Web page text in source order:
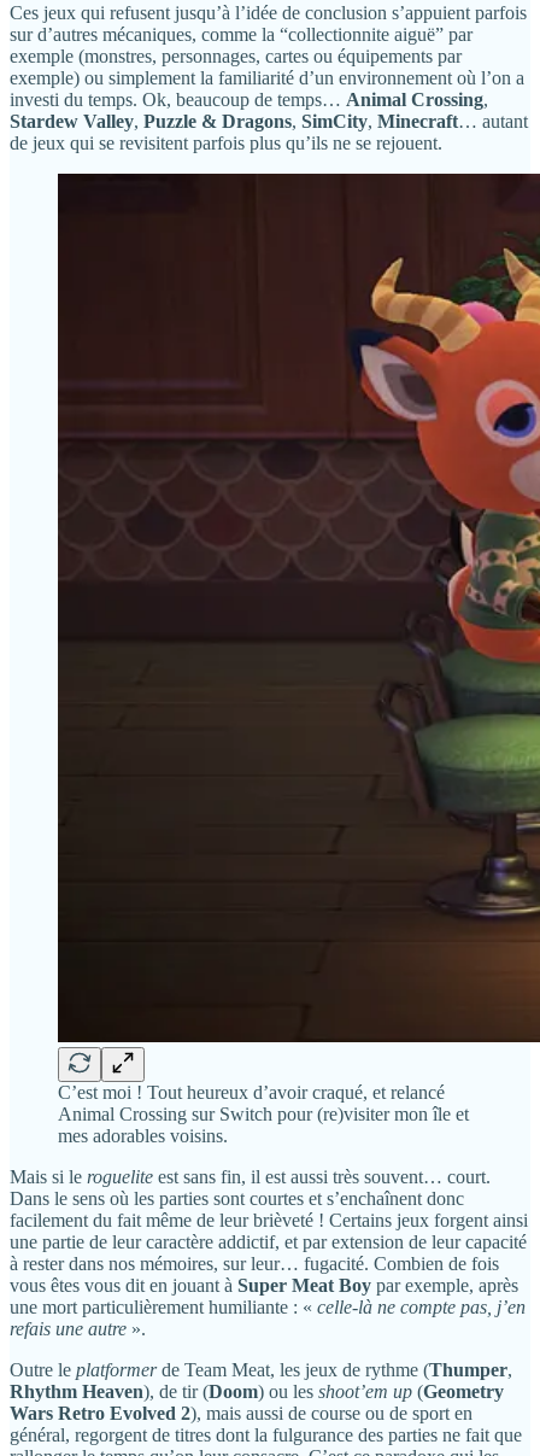
Ces jeux qui refusent jusqu’à l’idée de conclusion s’appuient parfois
sur d’autres mécaniques, comme la “collectionnite aiguë” par
exemple (monstres, personnages, cartes ou équipements par
exemple) ou simplement la familiarité d’un environnement où l’on a
investi du temps. Ok, beaucoup de temps… Animal Crossing,
Stardew Valley, Puzzle & Dragons, SimCity, Minecraft… autant
de jeux qui se revisitent parfois plus qu’ils ne se rejouent.
C’est moi ! Tout heureux d’avoir craqué, et relancé
Animal Crossing sur Switch pour (re)visiter mon île et
mes adorables voisins.
Mais si le roguelite est sans fin, il est aussi très souvent… court.
Dans le sens où les parties sont courtes et s’enchaînent donc
facilement du fait même de leur brièveté ! Certains jeux forgent ainsi
une partie de leur caractère addictif, et par extension de leur capacité
à rester dans nos mémoires, sur leur… fugacité. Combien de fois
vous êtes vous dit en jouant à Super Meat Boy par exemple, après
une mort particulièrement humiliante : « celle-là ne compte pas, j’en
refais une autre ».
Outre le platformerde Team Meat, les jeux de rythme (Thumper,
Rhythm Heaven), de tir (Doom) ou les shoot’em up (Geometry
Wars Retro Evolved 2), mais aussi de course ou de sport en
général, regorgent de titres dont la fulgurance des parties ne fait que